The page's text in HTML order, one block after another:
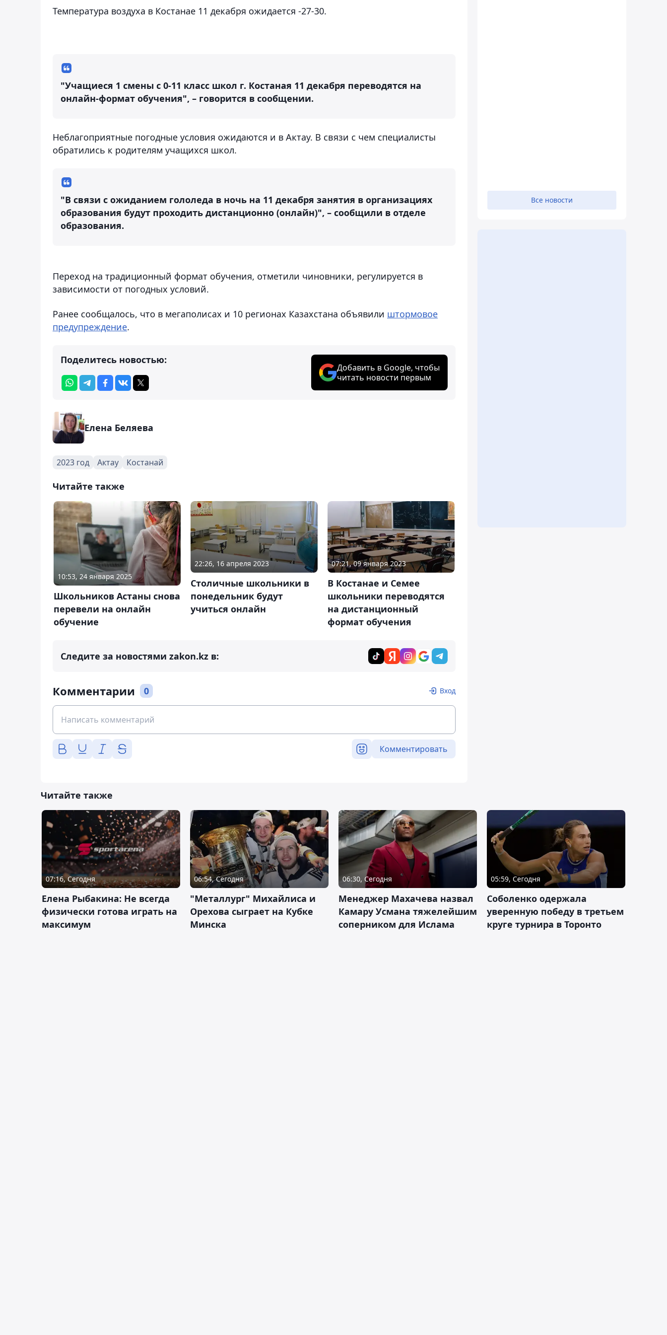
Температура воздуха в Костанае 11 декабря ожидается -27-30.
"Учащиеся 1 смены с 0-11 класс школ г. Костаная 11 декабря переводятся на
онлайн-формат обучения", – говорится в сообщении.
Неблагоприятные погодные условия ожидаются и в Актау. В связи с чем специалисты
обратились к родителям учащихся школ.
"В связи с ожиданием гололеда в ночь на 11 декабря занятия в организациях
образования будут проходить дистанционно (онлайн)", – сообщили в отделе
образования.
Переход на традиционный формат обучения, отметили чиновники, регулируется в
зависимости от погодных условий.
Ранее сообщалось, что в мегаполисах и 10 регионах Казахстана объявили штормовое
предупреждение.
Поделитесь новостью:
Добавить в Google, чтобы
читать новости первым
Елена Беляева
2023 год Актау Костанай
Читайте также
10:53, 24 января 2025
Школьников Астаны снова
перевели на онлайн
обучение
22:26, 16 апреля 2023
Столичные школьники в
понедельник будут
учиться онлайн
07:21, 09 января 2023
В Костанае и Семее
школьники переводятся
на дистанционный
формат обучения
Следите за новостями zakon.kz в:
Комментарии 0 Вход
Комментировать
Все новости
Читайте также
07:16, Сегодня
Елена Рыбакина: Не всегда
физически готова играть на
максимум
06:54, Сегодня
"Металлург" Михайлиса и
Орехова сыграет на Кубке
Минска
06:30, Сегодня
Менеджер Махачева назвал
Камару Усмана тяжелейшим
соперником для Ислама
05:59, Сегодня
Соболенко одержала
уверенную победу в третьем
круге турнира в Торонто